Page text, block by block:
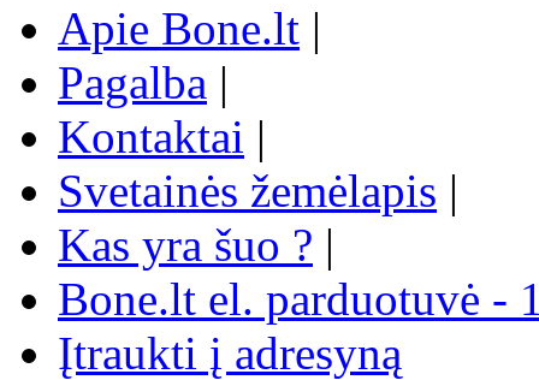
Apie Bone.lt |
Pagalba |
Kontaktai |
Svetainės žemėlapis |
Kas yra šuo ? |
Bone.lt el. parduotuvė -
Įtraukti į adresyną